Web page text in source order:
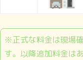
※正式な料金は現場
す。以降追加料金は